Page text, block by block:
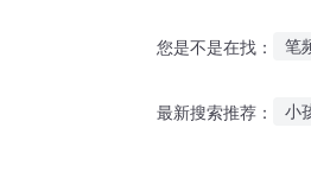
您是不是在找： 笔
最新搜索推荐： 小